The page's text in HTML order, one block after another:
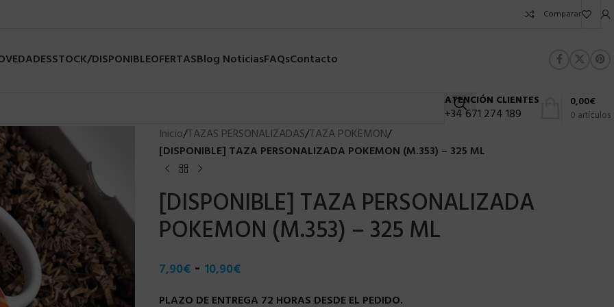
Comparar
STOCK/DISPONIBLEOFERTASBlog NoticiasFAQsContacto
ATENCIÓN CLIENTES
+34 671 274 189 0 artículos
0,00€
Inicio/TAZAS PERSONALIZADAS/TAZA POKEMON/
[DISPONIBLE] TAZA PERSONALIZADA POKEMON (M.353) – 325 ML
[DISPONIBLE] TAZA PERSONALIZADA
POKEMON (M.353) – 325 ML
7,90€ - 10,90€
PLAZO DE ENTREGA 72 HORAS DESDE EL PEDIDO.